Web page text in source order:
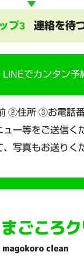
プ3 連絡を待
LINEでカンタン予
②住所 ③お電話
ー等をご送信く
写真もお送りく